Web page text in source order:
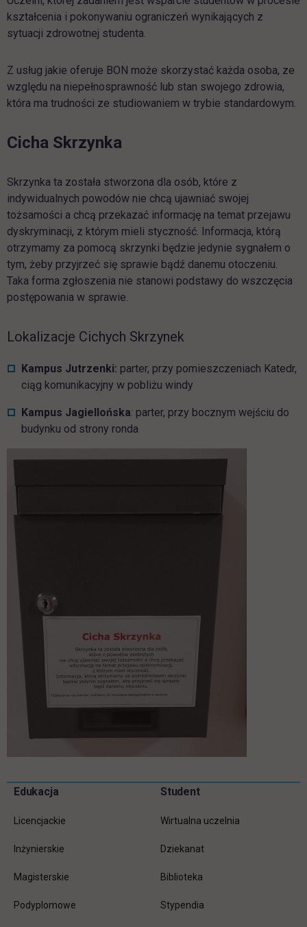
kształcenia i pokonywaniu ograniczeń wynikających z
sytuacji zdrowotnej studenta.
Z usług jakie oferuje BON może skorzystać każda osoba, ze
względu na niepełnosprawność lub stan swojego zdrowia,
która ma trudności ze studiowaniem w trybie standardowym.
Cicha Skrzynka
Skrzynka ta została stworzona dla osób, które z
indywidualnych powodów nie chcą ujawniać swojej
tożsamości a chcą przekazać informację na temat przejawu
dyskryminacji, z którym mieli styczność. Informacja, którą
otrzymamy za pomocą skrzynki będzie jedynie sygnałem o
tym, żeby przyjrzeć się sprawie bądź danemu otoczeniu.
Taka forma zgłoszenia nie stanowi podstawy do wszczęcia
postępowania w sprawie.
Lokalizacje Cichych Skrzynek
Kampus Jutrzenki: parter, przy pomieszczeniach Katedr,
ciąg komunikacyjny w pobliżu windy
Kampus Jagiellońska: parter, przy bocznym wejściu do
budynku od strony ronda
Pomiń
Informacje w stopce
Edukacja
Licencjackie
Inżynierskie
Magisterskie
Podyplomowe
Student
Wirtualna uczelnia
Dziekanat
Biblioteka
Stypendia